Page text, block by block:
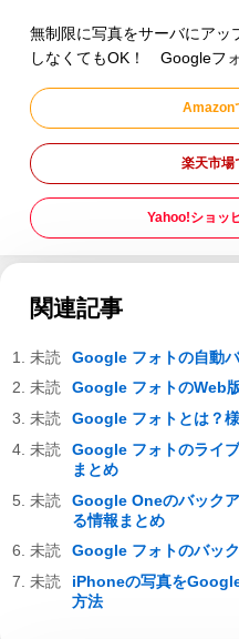
無制限に写真をサーバにアッ
しなくてもOK！ Googleフ
Amazon
楽天市場
Yahoo!ショッ
関連記事
Google フォトの自動
Google フォトのWeb
Google フォトとは？
Google フォトのライ
まとめ
Google Oneのバック
る情報まとめ
Google フォトのバッ
iPhoneの写真を
方法